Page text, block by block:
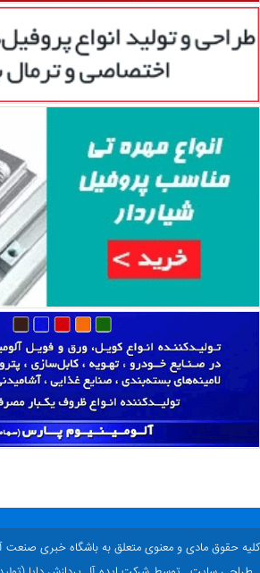
حقوق مادی و معنوی متعلق به باشگاه خبری صنعت